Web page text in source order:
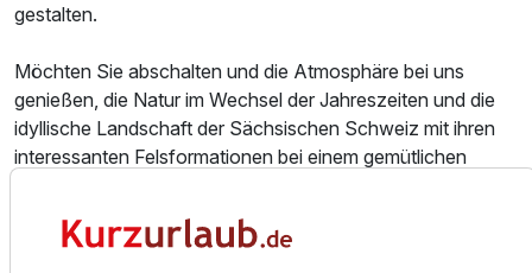
Doppelzimmer Superior
Ausstattung
Für 3 Tage
gestalten.
Möchten Sie abschalten und die Atmosphäre bei uns
genießen, die Natur im Wechsel der Jahreszeiten und die
idyllische Landschaft der Sächsischen Schweiz mit ihren
interessanten Felsformationen bei einem gemütlichen
Wanderung die Wälder entdecken, auch dafür bieten sich
zahlreiche Möglichkeiten.